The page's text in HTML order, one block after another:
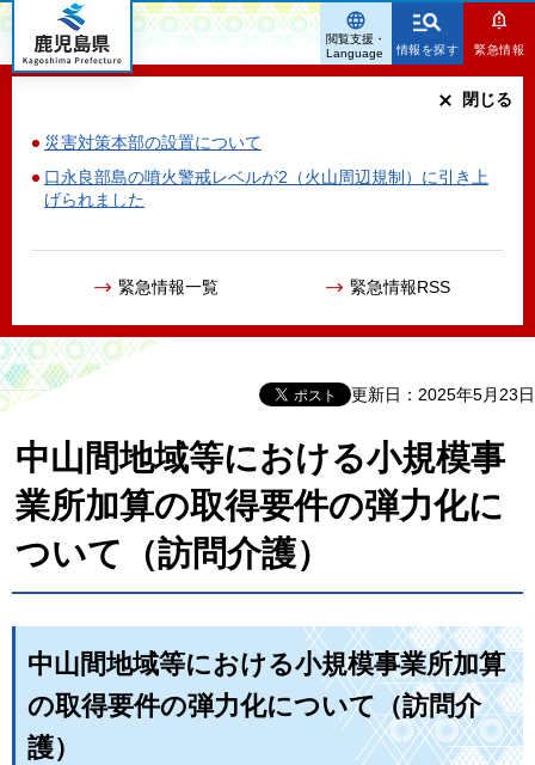
鹿児島県
情報を探す 緊急情報
災害対策本部の設置について
口永良部島の噴火警戒レベルが2（火山周辺規制）に引き上
げられました
緊急情報一覧 緊急情報RSS
閉じる
閲覧支援・
Language
更新日：2025年5月23日
中山間地域等における小規模事
業所加算の取得要件の弾力化に
ついて（訪問介護）
中山間地域等における小規模事業所加算
の取得要件の弾力化について（訪問介
護）